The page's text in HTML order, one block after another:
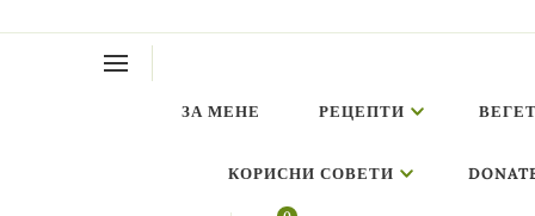
ЗА МЕНЕ РЕЦЕПТИ
КОРИСНИ СОВЕТИ